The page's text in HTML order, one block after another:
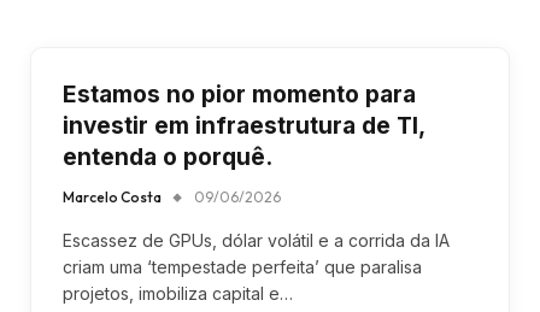
Estamos no pior momento para
investir em infraestrutura de TI,
entenda o porquê.
Marcelo Costa 09/06/2026
Escassez de GPUs, dólar volátil e a corrida da IA
criam uma ‘tempestade perfeita’ que paralisa
projetos, imobiliza capital e…